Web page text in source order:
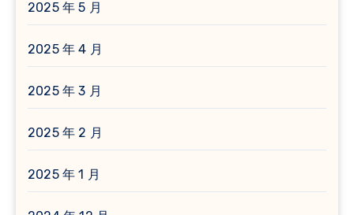
2025 年 5 月
2025 年 4 月
2025 年 3 月
2025 年 2 月
2025 年 1 月